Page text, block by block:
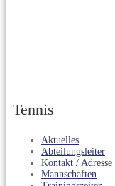
Tennis
Aktuelles
Abteilungsleiter
Kontakt / Adresse
Mannschaften